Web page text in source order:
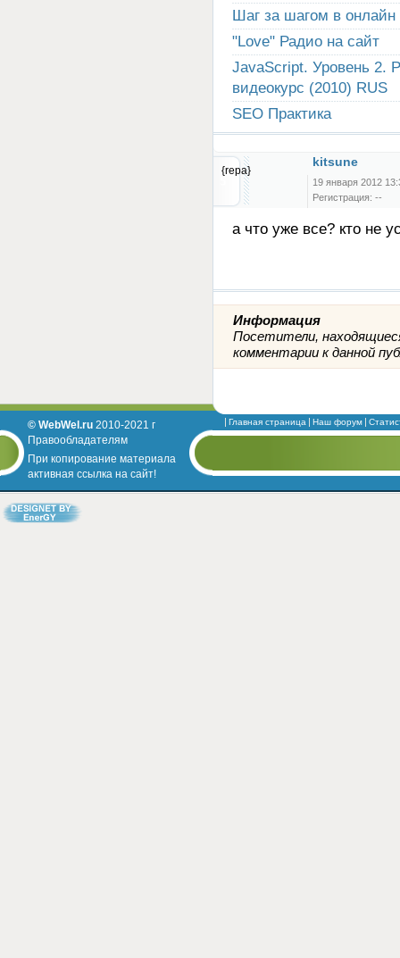
Шаг за шагом в онлайн
"Love" Радио на сайт
JavaScript. Уровень 2.
видеокурс (2010) RUS
SEO Практика
{repa}
kitsune
19 января 2012
Регистрация: --
а что уже все? кто не
Информация
Посетители,
комментарии к данной
© WebWel.ru 2010-2021 г
Правообладателям
При копирование материала
активная ссылка на сайт!
Главная страница Наш форум